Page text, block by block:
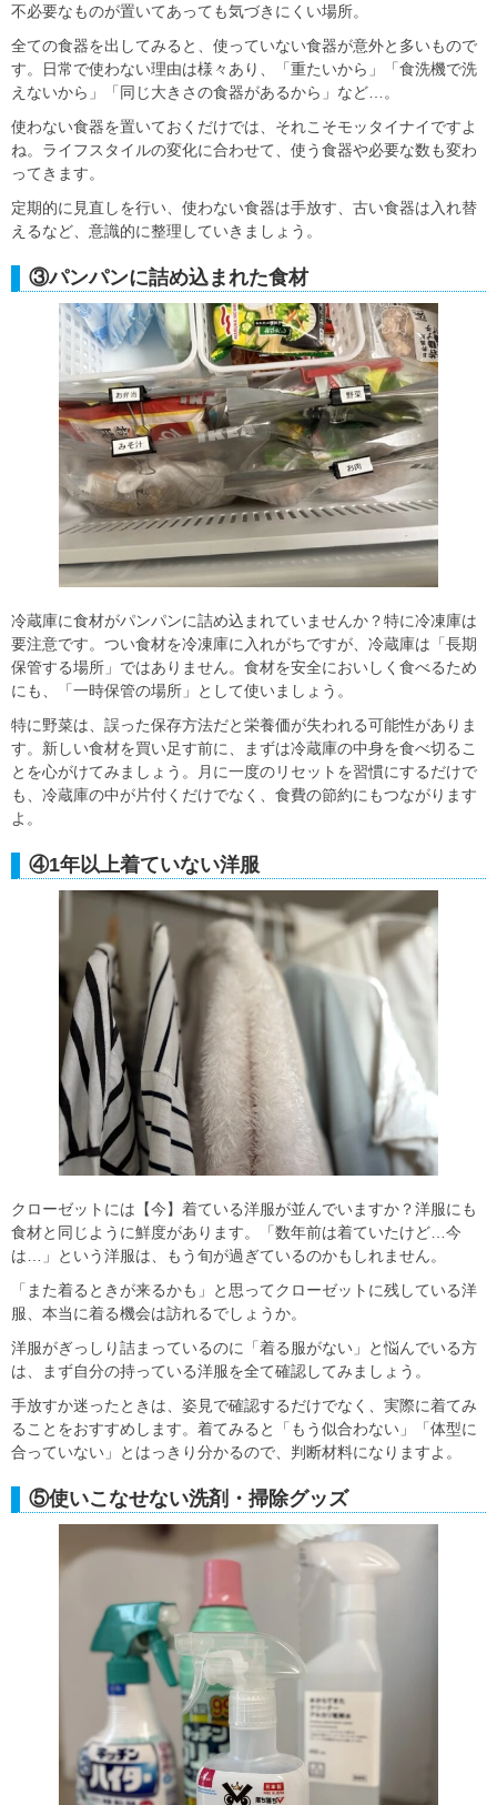
不必要なものが置いてあっても気づきにくい場所。
全ての食器を出してみると、使っていない食器が意外と多いもので
す。日常で使わない理由は様々あり、「重たいから」「食洗機で洗
えないから」「同じ大きさの食器があるから」など…。
使わない食器を置いておくだけでは、それこそモッタイナイですよ
ね。ライフスタイルの変化に合わせて、使う食器や必要な数も変わ
ってきます。
定期的に見直しを行い、使わない食器は手放す、古い食器は入れ替
えるなど、意識的に整理していきましょう。
③パンパンに詰め込まれた食材
冷蔵庫に食材がパンパンに詰め込まれていませんか？特に冷凍庫は
要注意です。つい食材を冷凍庫に入れがちですが、冷蔵庫は「長期
保管する場所」ではありません。食材を安全においしく食べるため
にも、「一時保管の場所」として使いましょう。
特に野菜は、誤った保存方法だと栄養価が失われる可能性がありま
す。新しい食材を買い足す前に、まずは冷蔵庫の中身を食べ切るこ
とを心がけてみましょう。月に一度のリセットを習慣にするだけで
も、冷蔵庫の中が片付くだけでなく、食費の節約にもつながります
よ。
④1年以上着ていない洋服
クローゼットには【今】着ている洋服が並んでいますか？洋服にも
食材と同じように鮮度があります。「数年前は着ていたけど…今
は…」という洋服は、もう旬が過ぎているのかもしれません。
「また着るときが来るかも」と思ってクローゼットに残している洋
服、本当に着る機会は訪れるでしょうか。
洋服がぎっしり詰まっているのに「着る服がない」と悩んでいる方
は、まず自分の持っている洋服を全て確認してみましょう。
手放すか迷ったときは、姿見で確認するだけでなく、実際に着てみ
ることをおすすめします。着てみると「もう似合わない」「体型に
合っていない」とはっきり分かるので、判断材料になりますよ。
⑤使いこなせない洗剤・掃除グッズ